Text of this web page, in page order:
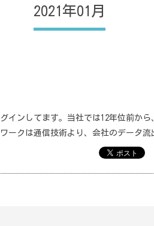
2021年01月
インしてます。当社では12年位前から
ークは通信技術より、会社のデータ流